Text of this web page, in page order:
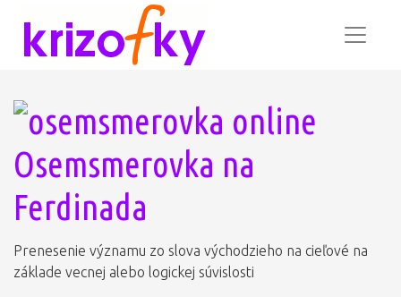
Osemsmerovka na
Ferdinada
Prenesenie významu zo slova východzieho na cieľové na
základe vecnej alebo logickej súvislosti